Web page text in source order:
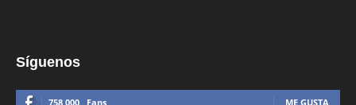
Síguenos
758,000 Fans ME GUSTA